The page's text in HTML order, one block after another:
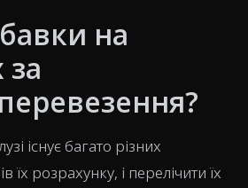
на
за
існує багато різних
їх розрахунку, і перелічити їх